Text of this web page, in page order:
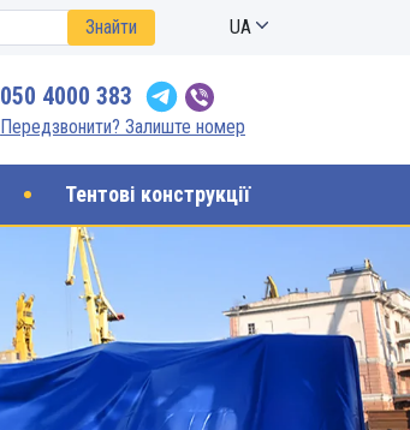
Знайти UA
050 4000 383
Передзвонити? Залиште номер
Тентові конструкції